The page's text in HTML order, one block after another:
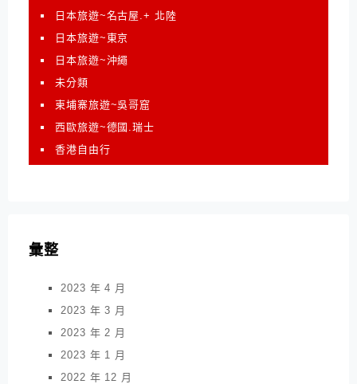
日本旅遊~名古屋.+ 北陸
日本旅遊~東京
日本旅遊~沖繩
未分類
柬埔寨旅遊~吳哥窟
西歐旅遊~德國.瑞士
香港自由行
彙整
2023 年 4 月
2023 年 3 月
2023 年 2 月
2023 年 1 月
2022 年 12 月